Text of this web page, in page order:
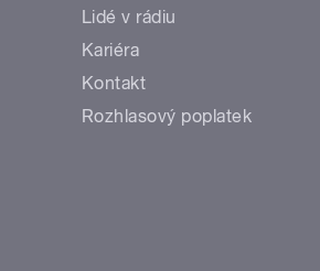
Lidé v rádiu
Kariéra
Kontakt
Rozhlasový poplatek